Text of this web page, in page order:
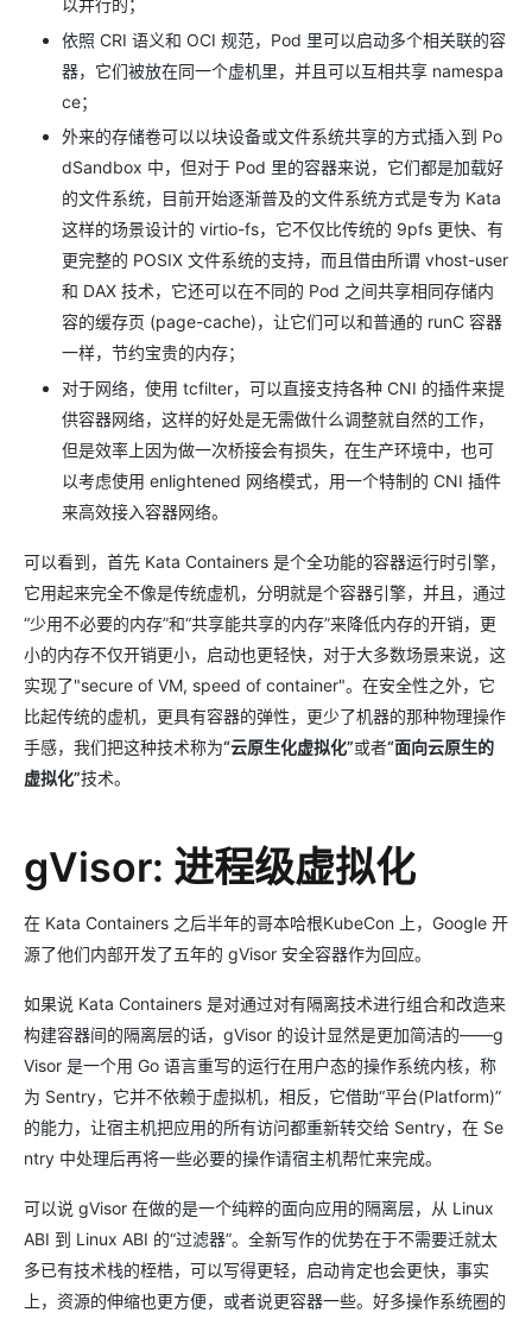
以并行的；
依照 CRI 语义和 OCI 规范，Pod 里可以启动多个相关联的容
器，它们被放在同一个虚机里，并且可以互相共享 namespa
ce；
外来的存储卷可以以块设备或文件系统共享的方式插入到 Po
dSandbox 中，但对于 Pod 里的容器来说，它们都是加载好
的文件系统，目前开始逐渐普及的文件系统方式是专为 Kata
这样的场景设计的 virtio-fs，它不仅比传统的 9pfs 更快、有
更完整的 POSIX 文件系统的支持，而且借由所谓 vhost-user
和 DAX 技术，它还可以在不同的 Pod 之间共享相同存储内
容的缓存页 (page-cache)，让它们可以和普通的 runC 容器
一样，节约宝贵的内存；
对于网络，使用 tcfilter，可以直接支持各种 CNI 的插件来提
供容器网络，这样的好处是无需做什么调整就自然的工作，
但是效率上因为做一次桥接会有损失，在生产环境中，也可
以考虑使用 enlightened 网络模式，用一个特制的 CNI 插件
来高效接入容器网络。
可以看到，首先 Kata Containers 是个全功能的容器运行时引擎，
它用起来完全不像是传统虚机，分明就是个容器引擎，并且，通过
“少用不必要的内存”和“共享能共享的内存”来降低内存的开销，更
小的内存不仅开销更小，启动也更轻快，对于大多数场景来说，这
实现了"secure of VM, speed of container"。在安全性之外，它
比起传统的虚机，更具有容器的弹性，更少了机器的那种物理操作
手感，我们把这种技术称为“云原生化虚拟化”或者“面向云原生的
虚拟化”技术。
gVisor: 进程级虚拟化
在 Kata Containers 之后半年的哥本哈根KubeCon 上，Google 开
源了他们内部开发了五年的 gVisor 安全容器作为回应。
如果说 Kata Containers 是对通过对有隔离技术进行组合和改造来
构建容器间的隔离层的话，gVisor 的设计显然是更加简洁的——g
Visor 是一个用 Go 语言重写的运行在用户态的操作系统内核，称
为 Sentry，它并不依赖于虚拟机，相反，它借助“平台(Platform)”
的能力，让宿主机把应用的所有访问都重新转交给 Sentry，在 Se
ntry 中处理后再将一些必要的操作请宿主机帮忙来完成。
可以说 gVisor 在做的是一个纯粹的面向应用的隔离层，从 Linux
ABI 到 Linux ABI 的“过滤器”。全新写作的优势在于不需要迁就太
多已有技术栈的桎梏，可以写得更轻，启动肯定也会更快，事实
上，资源的伸缩也更方便，或者说更容器一些。好多操作系统圈的